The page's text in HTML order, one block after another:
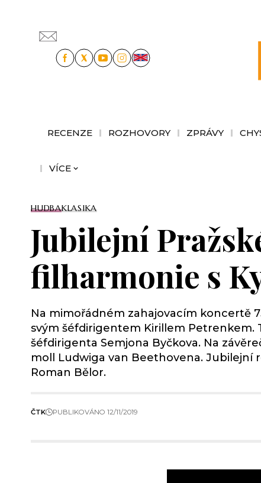
RECENZE ROZHOVORY ZPRÁVY
VÍCE
HUDBAKLASIKA
Jubilejní
filharmonie s
Na mimořádném zahajovacím koncertě
svým šéfdirigentem Kirillem Petrenkem.
šéfdirigenta Semjona Byčkova. Na
moll Ludwiga van Beethovena. Jubilejní
Roman Bělor.
ČTK PUBLIKOVÁNO 12/11/2019